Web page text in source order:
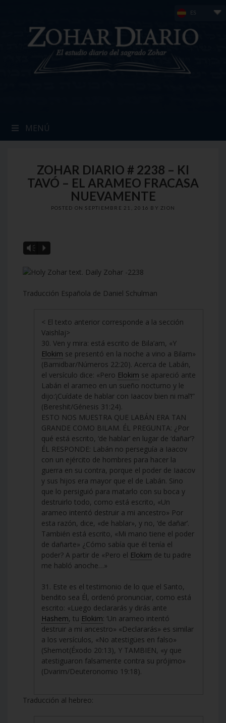
ES
MENÚ
ZOHAR DIARIO # 2238 – KI
TAVÓ – EL ARAMEO FRACASA
NUEVAMENTE
POSTED ON SEPTIEMBRE 21, 2016 BY ZION
Vm P
Traducción Española de Daniel Schulman
< El texto anterior corresponde a la sección
Vaishlaj>
30. Ven y mira: está escrito de Bila’am, «Y
Elokim se presentó en la noche a vino a Bilam»
(Bamidbar/Números 22:20). Acerca de Labán,
el versículo dice: «Pero Elokim se apareció ante
Labán el arameo en un sueño nocturno y le
dijo:’¡Cuídate de hablar con Iaacov bien ni mal’!”
(Bereshit/Génesis 31:24).
ESTO NOS MUESTRA QUE LABÁN ERA TAN
GRANDE COMO BILAM. ÉL PREGUNTA: ¿Por
qué está escrito, ‘de hablar’ en lugar de ‘dañar’?
ÉL RESPONDE: Labán no perseguía a Iaacov
con un ejército de hombres para hacer la
guerra en su contra, porque el poder de Iaacov
y sus hijos era mayor que el de Labán. Sino
que lo persiguió para matarlo con su boca y
destruirlo todo, como está escrito, «Un
arameo intentó destruir a mi ancestro» Por
esta razón, dice, «de hablar», y no, ‘de dañar’.
También está escrito, «Mi mano tiene el poder
de dañarte» ¿Cómo sabía que él tenía el
poder? A partir de «Pero el Elokim de tu padre
me habló anoche…»
31. Este es el testimonio de lo que el Santo,
bendito sea Él, ordenó pronunciar, como está
escrito: «Luego declararás y dirás ante
Hashem, tu Elokim: ‘Un arameo intentó
destruir a mi ancestro» «Declararás» es similar
a los versículos, «No atestigües en falso»
(Shemot(Éxodo 20:13), Y TAMBIEN, «y que
atestiguaron falsamente contra su prójimo»
(Dvarim/Deuteronomio 19:18).
Traducción al hebreo: